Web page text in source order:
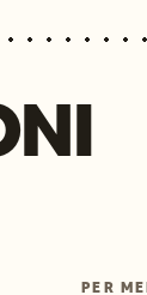
PER